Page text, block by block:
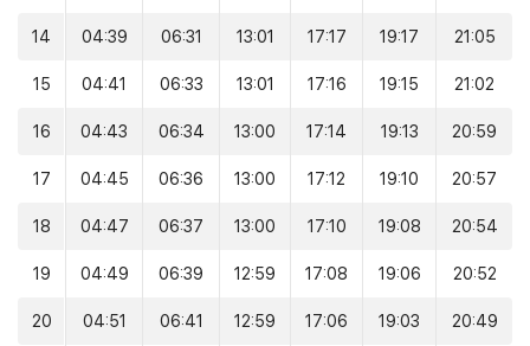
14 04:39 06:31 13:01 17:17 19:17 21:05
15 04:41 06:33 13:01 17:16 19:15 21:02
16 04:43 06:34 13:00 17:14 19:13 20:59
17 04:45 06:36 13:00 17:12 19:10 20:57
18 04:47 06:37 13:00 17:10 19:08 20:54
19 04:49 06:39 12:59 17:08 19:06 20:52
20 04:51 06:41 12:59 17:06 19:03 20:49